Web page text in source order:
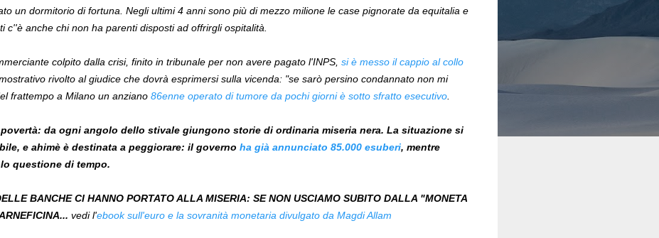
un dormitorio di fortuna. Negli ultimi 4 anni sono più di mezzo milione le case pignorate da equitalia e
c''è anche chi non ha parenti disposti ad offrirgli ospitalità.
colpito dalla crisi, finito in tribunale per non avere pagato l'INPS, si è messo il cappio al collo
rivolto al giudice che dovrà esprimersi sulla vicenda: "se sarò persino condannato non mi
frattempo a Milano un anziano 86enne operato di tumore da pochi giorni è sotto sfratto esecutivo
da ogni angolo dello stivale giungono storie di ordinaria miseria nera. La situazione si
e ahimè è destinata a peggiorare: il governo ha già annunciato 85.000 esuberi, mentre
questione di tempo.
BANCHE CI HANNO PORTATO ALLA MISERIA: SE NON USCIAMO SUBITO DALLA "MONETA
vedi l'ebook sull'euro e la sovranità monetaria divulgato da Magdi Allam